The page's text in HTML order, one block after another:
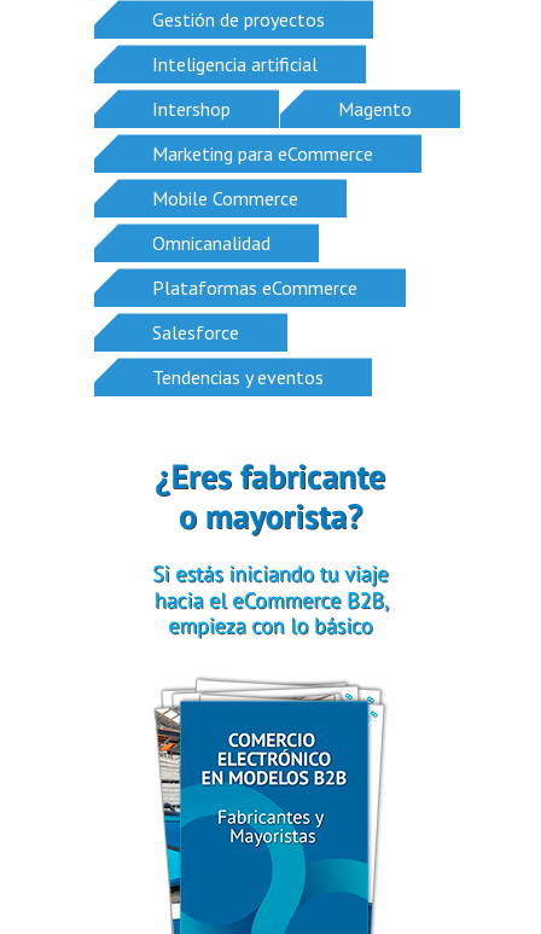
Gestión de proyectos
Inteligencia artificial
Intershop
Magento
Marketing para eCommerce
Mobile Commerce
Omnicanalidad
Plataformas eCommerce
Salesforce
Tendencias y eventos